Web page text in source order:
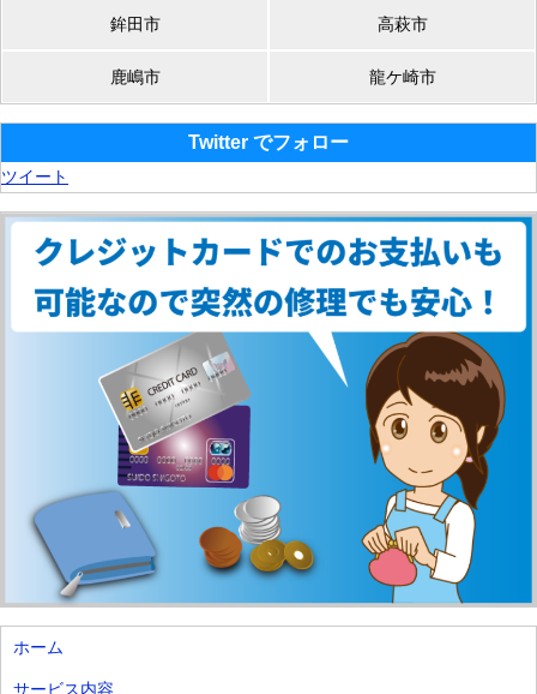
鉾田市 高萩市
鹿嶋市 龍ケ崎市
Twitter でフォロー
ツイート
ホーム
サービス内容